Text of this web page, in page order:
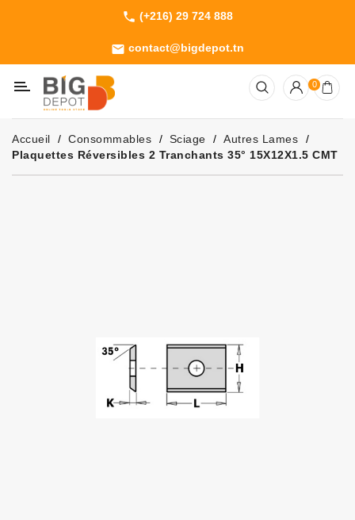
phone (+216) 29 724 888
email contact@bigdepot.tn
Machines
Outillage
Jardinage
Consommables
0
Accueil Consommables Sciage
Autres Lames
Plaquettes Réversibles 2 Tranchants 35° 15X12X1.5 CMT